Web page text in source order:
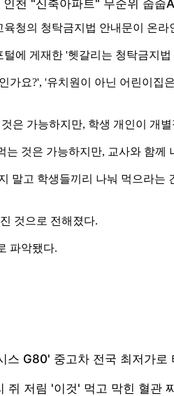
청의 청탁금지법 안내문이 온
에 게재한 '헷갈리는 청탁금지
요?', '유치원이 아닌 어린이
은 가능하지만, 학생 개인이 개
것은 가능하지만, 교사와 함
말고 학생들끼리 나눠 먹으라
것으로 전해졌다.
파악됐다.